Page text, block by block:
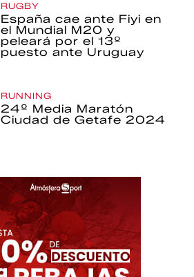
RUGBY
España cae ante Fiyi en
el Mundial M20 y
peleará por el 13º
puesto ante Uruguay
RUNNING
24º Media Maratón
Ciudad de Getafe 2024